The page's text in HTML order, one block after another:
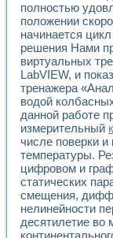
Из
полностью
положении
начинается
решения Нами
виртуальных
LabVIEW, и
тренажера
водой
данной работе
измерительный
числе поверки и
температуры.
цифровом и
статических
смещения,
нелинейности
десятилетие во